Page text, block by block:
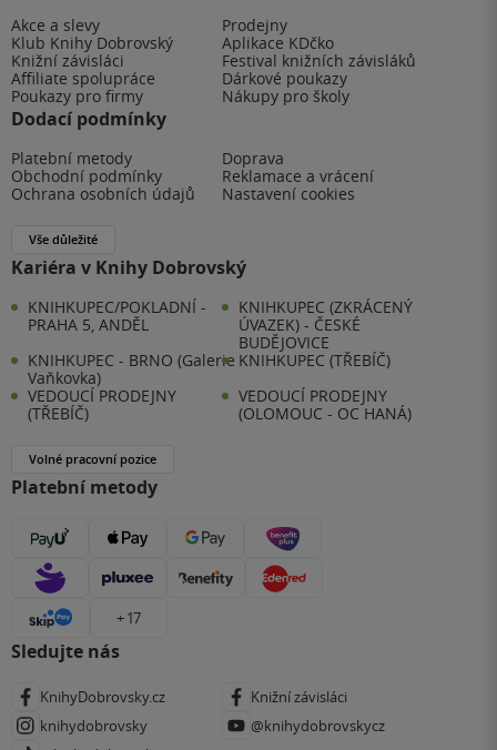
Akce a slevy
Prodejny
Klub Knihy Dobrovský
Aplikace KDčko
Knižní závisláci
Festival knižních závisláků
Affiliate spolupráce
Dárkové poukazy
Poukazy pro firmy
Nákupy pro školy
Dodací podmínky
Platební metody
Doprava
Obchodní podmínky
Reklamace a vrácení
Ochrana osobních údajů
Nastavení cookies
Vše důležité
Kariéra v Knihy Dobrovský
KNIHKUPEC/POKLADNÍ -
PRAHA 5, ANDĚL
KNIHKUPEC (ZKRÁCENÝ
ÚVAZEK) - ČESKÉ
BUDĚJOVICE
KNIHKUPEC - BRNO (Galerie
Vaňkovka)
KNIHKUPEC (TŘEBÍČ)
VEDOUCÍ PRODEJNY
(TŘEBÍČ)
VEDOUCÍ PRODEJNY
(OLOMOUC - OC HANÁ)
Volné pracovní pozice
Platební metody
+ 17
Sledujte nás
KnihyDobrovsky.cz
Knižní závisláci
knihydobrovsky
@knihydobrovskycz